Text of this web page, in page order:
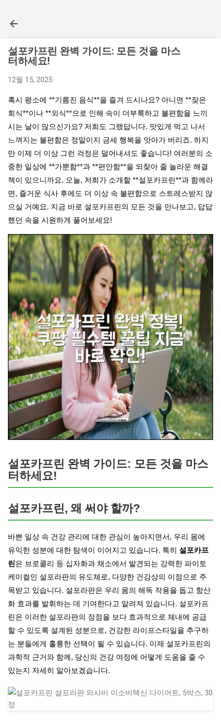
설포카프린 완벽 가이드: 모든 것을 마스
터하세요!
12월 15, 2025
혹시 평소에 **기름진 음식**을 즐겨 드시나요? 아니면 **잦은
회식**이나 **외식**으로 인해 속이 더부룩하고 불편함을 느끼
시는 날이 많으신가요? 저희도 그랬답니다. 맛있게 먹고 나서
느껴지는 불편함은 정말이지 금세 행복을 앗아가 버리죠. 하지
만 이제 더 이상 그런 걱정은 덜어내셔도 좋습니다! 여러분의 소
중한 일상에 **가뿐함**과 **편안함**을 되찾아 줄 놀라운 해결
책이 있으니까요. 오늘, 저희가 소개할 **설포카프린**과 함께라
면, 즐거운 식사 후에도 더 이상 속 불편함으로 스트레스받지 않
으실 거예요. 지금 바로 설포카프린의 모든 것을 만나보고, 답답
했던 속을 시원하게 풀어보세요!
설포카프린 완벽 가이드: 모든 것을 마스
터하세요!
설포카프린, 왜 써야 할까?
바쁜 일상 속 건강 관리에 대한 관심이 높아지면서, 우리 몸에
유익한 성분에 대한 탐색이 이어지고 있습니다. 특히 설포카프
린은 브로콜리 등 십자화과 채소에서 발견되는 강력한 파이토
케미컬인 설포라판의 유도체로, 다양한 건강상의 이점으로 주
목받고 있습니다. 설포라판은 우리 몸의 해독 작용을 돕고 항산
화 효과를 발휘하는 데 기여한다고 알려져 있습니다. 설포카프
린은 이러한 설포라판의 장점을 보다 효과적으로 체내에 공급
할 수 있도록 설계된 성분으로, 건강한 라이프스타일을 추구하
는 분들에게 훌륭한 선택이 될 수 있습니다. 이제 설포카프린의
과학적 근거와 함께, 당신의 건강 여정에 어떻게 도움을 줄 수
있는지 자세히 알아보겠습니다.